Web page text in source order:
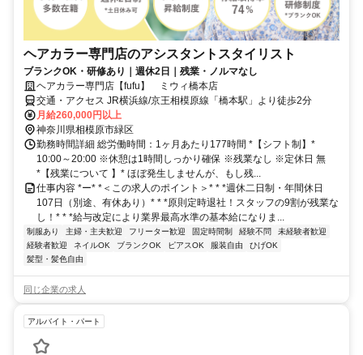
ヘアカラー専門店のアシスタントスタイリスト
ブランクOK・研修あり｜週休2日｜残業・ノルマなし
ヘアカラー専門店【fufu】 ミウィ橋本店
交通・アクセス JR横浜線/京王相模原線「橋本駅」より徒歩2分
月給260,000円以上
神奈川県相模原市緑区
勤務時間詳細 総労働時間：1ヶ月あたり177時間 *【シフト制】*
10:00～20:00 ※休憩は1時間しっかり確保 ※残業なし ※定休日 無
*【残業について 】* ほぼ発生しませんが、もし残...
仕事内容 *ー* *＜この求人のポイント＞* * *週休二日制・年間休日
107日（別途、有休あり）* * *原則定時退社！スタッフの9割が残業な
し！* * *給与改定により業界最高水準の基本給になりま...
制服あり 主婦・主夫歓迎 フリーター歓迎 固定時間制 経験不問
未経験者歓迎
経験者歓迎
ネイルOK ブランクOK ピアスOK 服装自由
ひげOK
髪型・髪色自由
同じ企業の求人
アルバイト・パート